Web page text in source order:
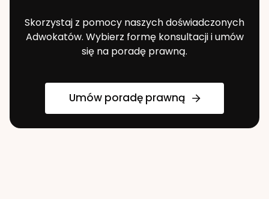
Skorzystaj z pomocy naszych doświadczonych
Adwokatów. Wybierz formę konsultacji i umów
się na poradę prawną.
Umów poradę prawną